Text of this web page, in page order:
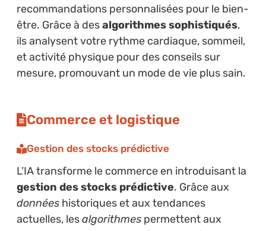
recommandations personnalisées pour le bien-
être. Grâce à desalgorithmes sophistiqués,
ils analysent votre rythme cardiaque, sommeil,
et activité physique pour des conseils sur
mesure, promouvant un mode de vie plus sain.
Commerce et logistique
Gestion des stocks prédictive
L’IA transforme le commerce en introduisant la
gestion des stocks prédictive. Grâce aux
donnéeshistoriques et aux tendances
actuelles, lesalgorithmespermettent aux